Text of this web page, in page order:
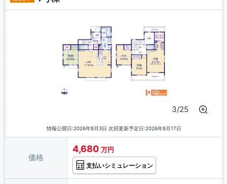
3/25
情報公開日:2026年8月3日 次回更新予定日:2026年8月17日
価格
4,680 万円
支払いシミュレーション